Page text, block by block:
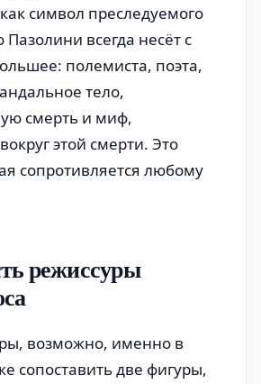
символ преследуемого
всегда несёт с
полемиста, поэта,
тело,
смерть и миф,
этой смерти. Это
сопротивляется любому
режиссуры
возможно, именно в
сопоставить две фигуры,